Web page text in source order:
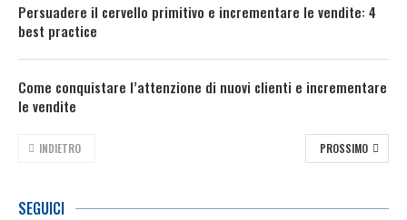
Persuadere il cervello primitivo e incrementare le vendite: 4
best practice
Come conquistare l’attenzione di nuovi clienti e incrementare
le vendite
INDIETRO PROSSIMO
SEGUICI